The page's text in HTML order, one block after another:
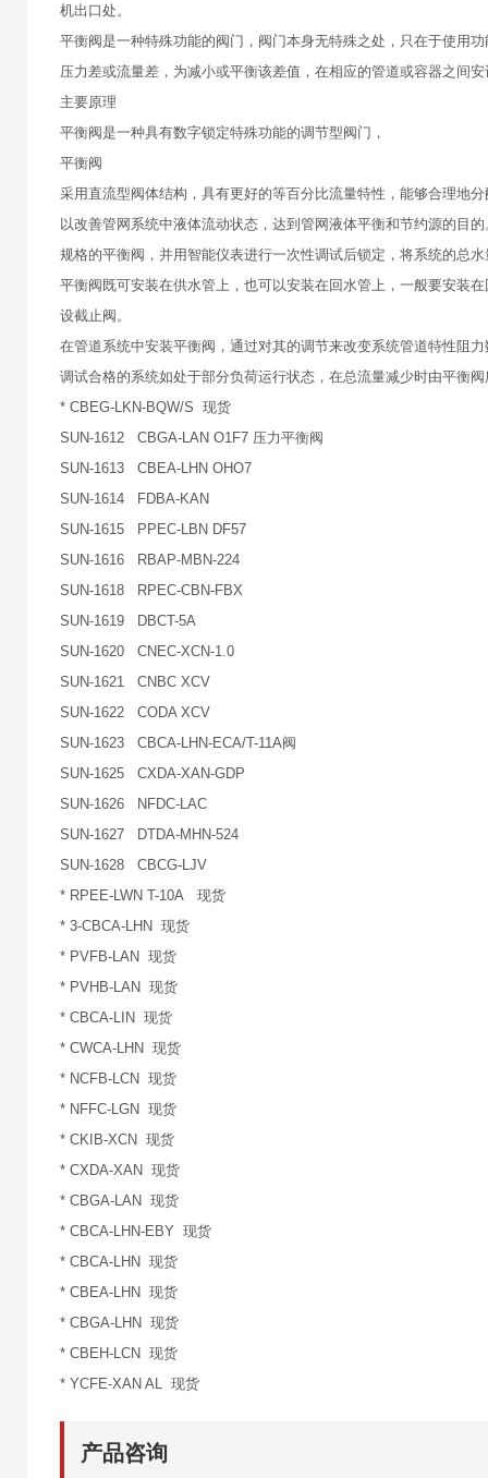
机出口处。
平衡阀是一种特殊功能的阀门，阀门本身无特殊之处，只在于使用
压力差或流量差，为减小或平衡该差值，在相应的管道或容器之间
主要原理
平衡阀是一种具有数字锁定特殊功能的调节型阀门，
平衡阀
采用直流型阀体结构，具有更好的等百分比流量特性，能够合理地
以改善管网系统中液体流动状态，达到管网液体平衡和节约源的目
规格的平衡阀，并用智能仪表进行一次性调试后锁定，将系统的总
平衡阀既可安装在供水管上，也可以安装在回水管上，一般要安装
设截止阀。
在管道系统中安装平衡阀，通过对其的调节来改变系统管道特性阻
调试合格的系统如处于部分负荷运行状态，在总流量减少时由平衡
* CBEG-LKN-BQW/S 现货
SUN-1612 CBGA-LAN O1F7 压力平衡阀
SUN-1613 CBEA-LHN OHO7
SUN-1614 FDBA-KAN
SUN-1615 PPEC-LBN DF57
SUN-1616 RBAP-MBN-224
SUN-1618 RPEC-CBN-FBX
SUN-1619 DBCT-5A
SUN-1620 CNEC-XCN-1.0
SUN-1621 CNBC XCV
SUN-1622 CODA XCV
SUN-1623 CBCA-LHN-ECA/T-11A阀
SUN-1625 CXDA-XAN-GDP
SUN-1626 NFDC-LAC
SUN-1627 DTDA-MHN-524
SUN-1628 CBCG-LJV
* RPEE-LWN T-10A 现货
* 3-CBCA-LHN 现货
* PVFB-LAN 现货
* PVHB-LAN 现货
* CBCA-LIN 现货
* CWCA-LHN 现货
* NCFB-LCN 现货
* NFFC-LGN 现货
* CKIB-XCN 现货
* CXDA-XAN 现货
* CBGA-LAN 现货
* CBCA-LHN-EBY 现货
* CBCA-LHN 现货
* CBEA-LHN 现货
* CBGA-LHN 现货
* CBEH-LCN 现货
* YCFE-XAN AL 现货
产品咨询